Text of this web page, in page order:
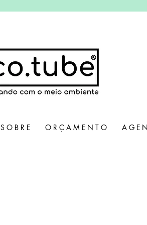
S O B R E O R Ç A M E N T O A G E